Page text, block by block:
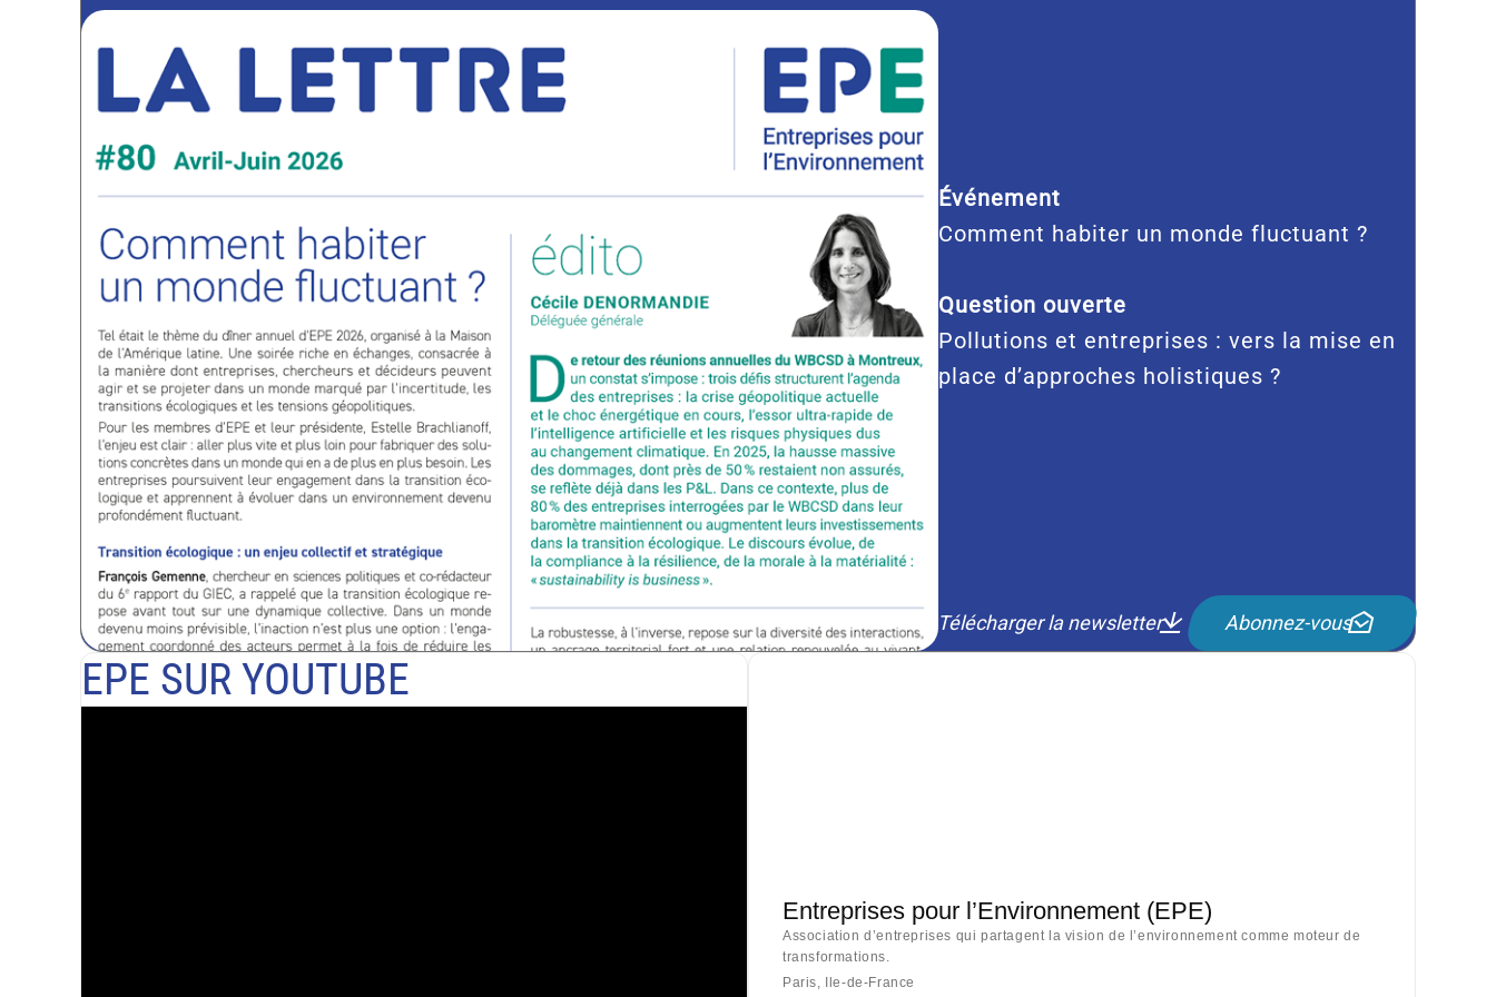
Événement
Comment habiter un monde fluctuant ?
Question ouverte
Pollutions et entreprises : vers la mise en
place d’approches holistiques ?
Télécharger la newsletter Abonnez-vous
EPE SUR YOUTUBE
Entreprises pour l’Environnement (EPE)
Association d’entreprises qui partagent la vision de l’environnement comme moteur de
transformations.
Paris, Ile-de-France